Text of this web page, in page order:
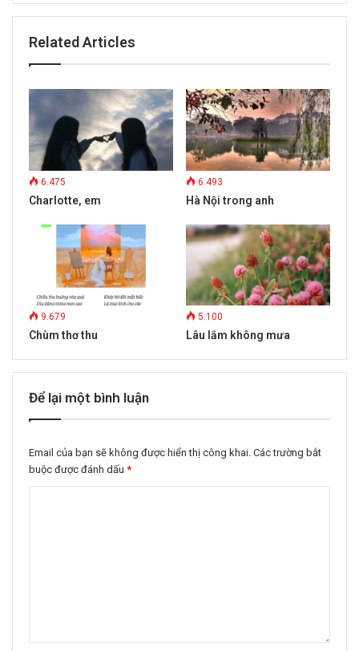
Related Articles
6.475
Charlotte, em
6.493
Hà Nội trong anh
9.679
Chùm thơ thu
5.100
Lâu lắm không mưa
Để lại một bình luận
Email của bạn sẽ không được hiển thị công khai. Các trường bắt
buộc được đánh dấu *